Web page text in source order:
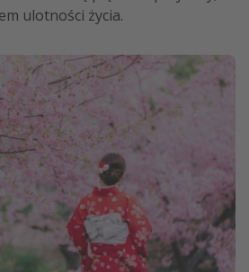
ulotności życia.